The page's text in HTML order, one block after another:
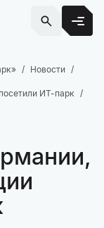
Новости
ИТ-парк